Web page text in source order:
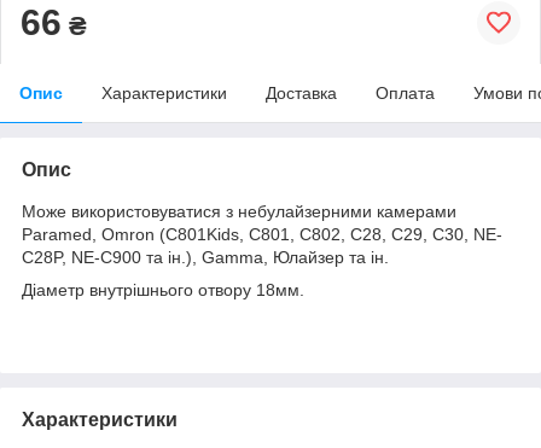
66 ₴
Опис Характеристики Доставка Оплата Умови
Опис
Може використовуватися з небулайзерними камерами
Paramed, Omron (C801Kids, C801, С802, С28, С29, С30, NE-
C28P, NE-C900 та ін.), Gamma, Юлайзер та ін.
Діаметр внутрішнього отвору 18мм.
Характеристики